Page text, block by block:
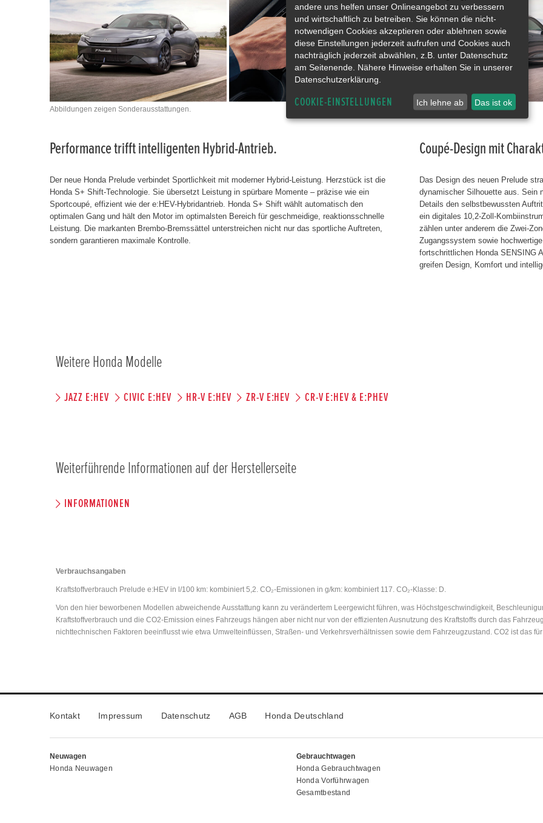
Abbildungen zeigen Sonderausstattungen.
Performance trifft intelligenten Hybrid-Antrieb.
Der neue Honda Prelude verbindet Sportlichkeit mit moderner Hybrid-Leistung. Herzstück ist die
Honda S+ Shift-Technologie. Sie übersetzt Leistung in spürbare Momente – präzise wie ein
Sportcoupé, effizient wie der e:HEV-Hybridantrieb. Honda S+ Shift wählt automatisch den
optimalen Gang und hält den Motor im optimalsten Bereich für geschmeidige, reaktionsschnelle
Leistung. Die markanten Brembo-Bremssättel unterstreichen nicht nur das sportliche Auftreten,
sondern garantieren maximale Kontrolle.
Coupé-Design mit
Das Design des neuen Prelude
dynamischer Silhouette aus. Sein
Details den selbstbewussten
ein digitales 10,2-Zoll-
zählen unter anderem die Zwei-
Zugangssystem sowie
fortschrittlichen Honda SENSING
greifen Design, Komfort und
Weitere Honda Modelle
JAZZ E:HEV CIVIC E:HEV HR-V E:HEV ZR-V E:HEV CR-V E:HEV & E:PHEV
Weiterführende Informationen auf der Herstellerseite
INFORMATIONEN
Verbrauchsangaben
Kraftstoffverbrauch Prelude e:HEV in l/100 km: kombiniert 5,2. CO₂-Emissionen in g/km: kombiniert 117. CO₂-Klasse: D.
Von den hier beworbenen Modellen abweichende Ausstattung kann zu verändertem Leergewicht führen, was Höchstgeschwindigkeit,
Kraftstoffverbrauch und die CO2-Emission eines Fahrzeugs hängen aber nicht nur von der effizienten Ausnutzung des Kraftstoffs durch das
nichttechnischen Faktoren beeinflusst wie etwa Umwelteinflüssen, Straßen- und Verkehrsverhältnissen sowie dem Fahrzeugzustand. CO2 ist das
Kontakt Impressum Datenschutz AGB Honda Deutschland
Neuwagen
Honda Neuwagen
Gebrauchtwagen
Honda Gebrauchtwagen
Honda Vorführwagen
Gesamtbestand
andere uns helfen unser Onlineangebot zu verbessern
und wirtschaftlich zu betreiben. Sie können die nicht-
notwendigen Cookies akzeptieren oder ablehnen sowie
diese Einstellungen jederzeit aufrufen und Cookies auch
nachträglich jederzeit abwählen, z.B. unter Datenschutz
am Seitenende. Nähere Hinweise erhalten Sie in unserer
Datenschutzerklärung.
COOKIE-EINSTELLUNGEN Ich lehne ab Das ist ok